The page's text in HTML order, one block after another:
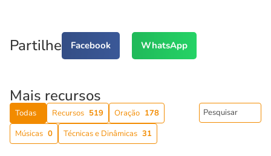
Partilhe Facebook WhatsApp
Mais recursos
Todas Recursos 519 Oração 178
Músicas 0 Técnicas e Dinâmicas 31